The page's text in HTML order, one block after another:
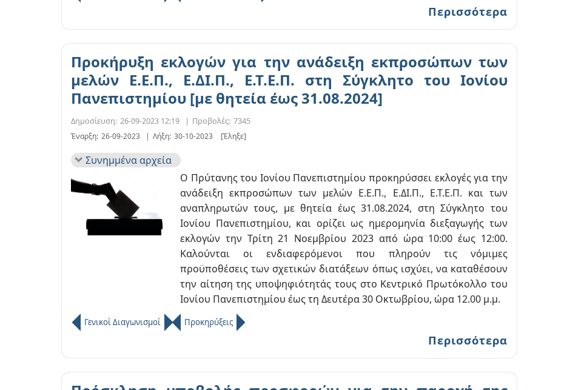
Περισσότερα
Προκήρυξη εκλογών για την ανάδειξη εκπροσώπων των
μελών Ε.Ε.Π., Ε.ΔΙ.Π., Ε.Τ.Ε.Π. στη Σύγκλητο του Ιονίου
Πανεπιστημίου [με θητεία έως 31.08.2024]
Δημοσίευση: 26-09-2023 12:19 | Προβολές: 7345
Έναρξη: 26-09-2023 | Λήξη: 30-10-2023 [Έληξε]
Συνημμένα αρχεία
Ο Πρύτανης του Ιονίου Πανεπιστημίου προκηρύσσει εκλογές για την
ανάδειξη εκπροσώπων των μελών Ε.Ε.Π., Ε.ΔΙ.Π., Ε.Τ.Ε.Π. και των
αναπληρωτών τους, με θητεία έως 31.08.2024, στη Σύγκλητο του
Ιονίου Πανεπιστημίου, και ορίζει ως ημερομηνία διεξαγωγής των
εκλογών την Τρίτη 21 Νοεμβρίου 2023 από ώρα 10:00 έως 12:00.
Καλούνται οι ενδιαφερόμενοι που πληρούν τις νόμιμες
προϋποθέσεις των σχετικών διατάξεων όπως ισχύει, να καταθέσουν
την αίτηση της υποψηφιότητάς τους στο Κεντρικό Πρωτόκολλο του
Ιονίου Πανεπιστημίου έως τη Δευτέρα 30 Οκτωβρίου, ώρα 12.00 μ.μ.
Γενικοί Διαγωνισμοί Προκηρύξεις
Περισσότερα